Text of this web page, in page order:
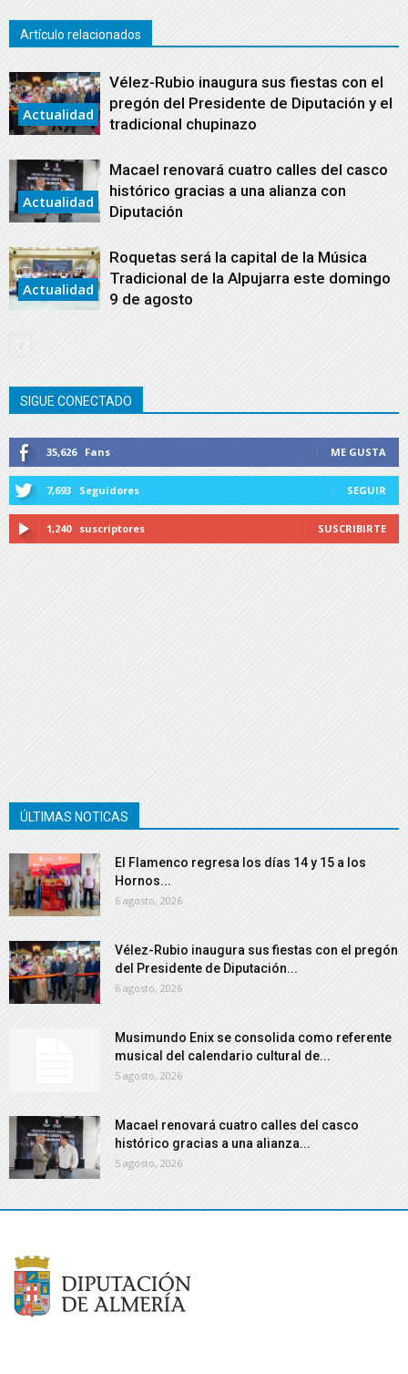
Artículo relacionados
Actualidad
Vélez-Rubio inaugura sus fiestas con el
pregón del Presidente de Diputación y el
tradicional chupinazo
Actualidad
Macael renovará cuatro calles del casco
histórico gracias a una alianza con
Diputación
Actualidad
Roquetas será la capital de la Música
Tradicional de la Alpujarra este domingo
9 de agosto
SIGUE CONECTADO
35,626 Fans ME GUSTA
7,693 Seguidores SEGUIR
1,240 suscriptores SUSCRIBIRTE
ÚLTIMAS NOTICAS
El Flamenco regresa los días 14 y 15 a los
Hornos...
6 agosto, 2026
Vélez-Rubio inaugura sus fiestas con el pregón
del Presidente de Diputación...
6 agosto, 2026
Musimundo Enix se consolida como referente
musical del calendario cultural de...
5 agosto, 2026
Macael renovará cuatro calles del casco
histórico gracias a una alianza...
5 agosto, 2026